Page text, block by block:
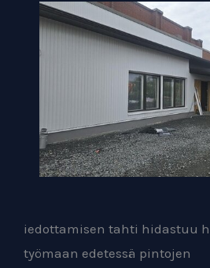
iedottamisen tahti hidastuu
työmaan edetessä pintojen